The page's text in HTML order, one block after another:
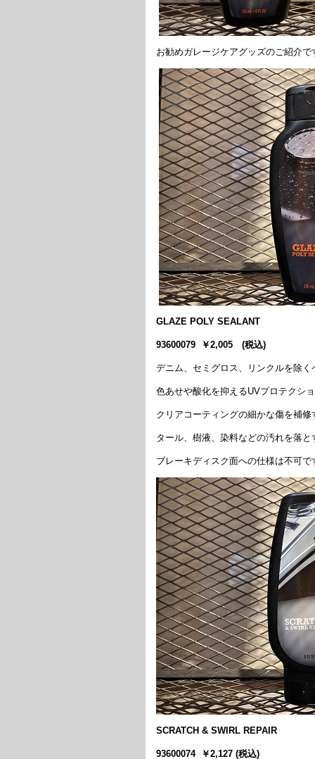
お勧めガレージケアグッズのご紹介で
GLAZE POLY SEALANT
93600079 ￥2,005 (税込)
デニム、セミグロス、リンクルを除
色あせや酸化を抑えるUVプロテクシ
クリアコーティングの細かな傷を補
タール、樹液、染料などの汚れを落と
ブレーキディスク面への仕様は不可で
SCRATCH & SWIRL REPAIR
93600074 ￥2,127 (税込)